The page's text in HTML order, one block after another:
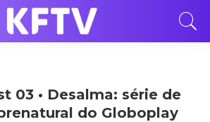
03 • Desalma: série de
do Globoplay